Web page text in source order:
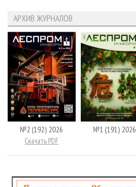
АРХИВ ЖУРНАЛОВ
№2 (192) 2026
Скачать PDF
№1 (191) 2026